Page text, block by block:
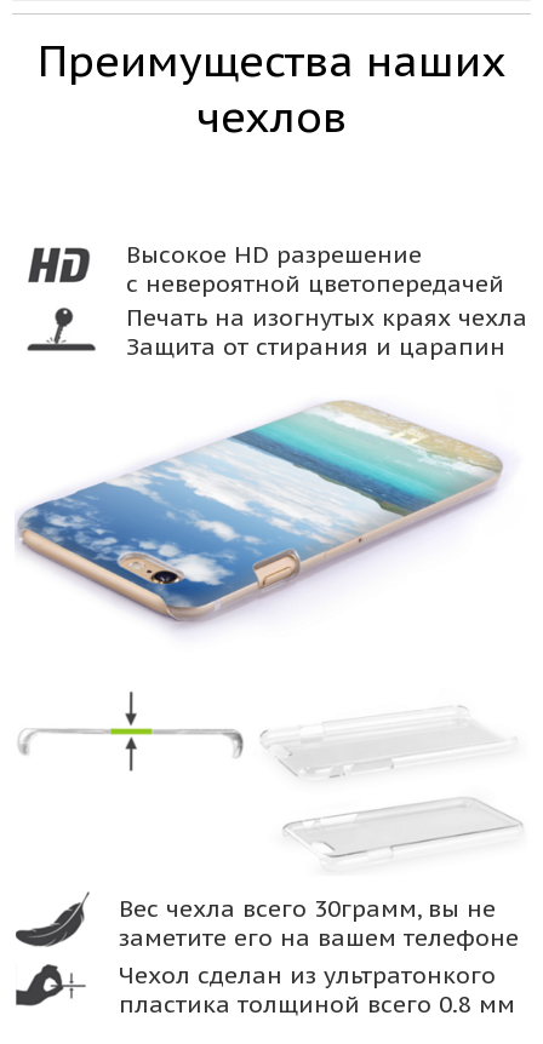
Преимущества наших
чехлов
Высокое HD разрешение
с невероятной цветопередачей
Печать на изогнутых краях чехла
Защита от стирания и царапин
Вес чехла всего 30грамм, вы не
заметите его на вашем телефоне
Чехол сделан из ультратонкого
пластика толщиной всего 0.8 мм